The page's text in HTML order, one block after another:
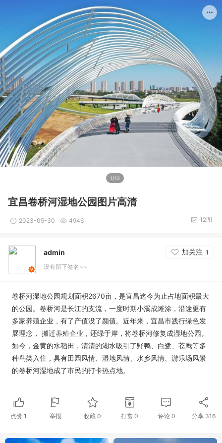
1/12
宜昌卷桥河湿地公园图片高清
2023-05-30 4946 12图
admin 加关注 1
没有留下签名~~
卷桥河湿地公园规划面积2670亩，是宜昌迄今为止占地面积最大
的公园。卷桥河是长江的支流，一度时期小溪成滩涂，沿途更有
多家养殖企业，有了产值没了颜值。近年来，宜昌市践行绿色发
展理念， 搬迁养殖企业，还绿于岸，将卷桥河修复成湿地公园。
如今，金黄的水稻田，清清的湖水吸引了野鸭、白鹭、苍鹰等多
种鸟类入住，具有田园风情、湿地风情、水乡风情、游乐场风景
的卷桥河湿地成了市民的打卡热点地。
点赞 1 举报 收藏0 打赏 0 评论 0 分享 316